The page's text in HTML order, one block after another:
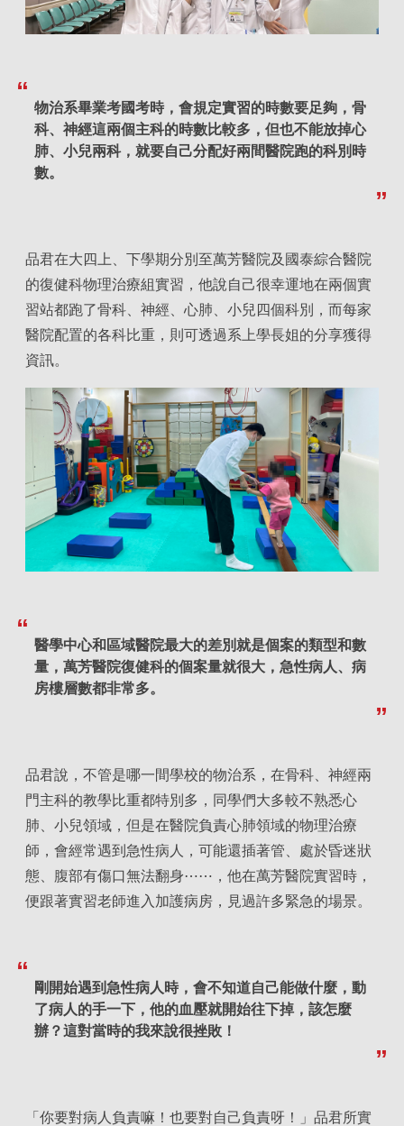
物治系畢業考國考時，會規定實習的時數要足夠，骨
科、神經這兩個主科的時數比較多，但也不能放掉心
肺、小兒兩科，就要自己分配好兩間醫院跑的科別時
數。
品君在大四上、下學期分別至萬芳醫院及國泰綜合醫院
的復健科物理治療組實習，他說自己很幸運地在兩個實
習站都跑了骨科、神經、心肺、小兒四個科別，而每家
醫院配置的各科比重，則可透過系上學長姐的分享獲得
資訊。
醫學中心和區域醫院最大的差別就是個案的類型和數
量，萬芳醫院復健科的個案量就很大，急性病人、病
房樓層數都非常多。
品君說，不管是哪一間學校的物治系，在骨科、神經兩
門主科的教學比重都特別多，同學們大多較不熟悉心
肺、小兒領域，但是在醫院負責心肺領域的物理治療
師，會經常遇到急性病人，可能還插著管、處於昏迷狀
態、腹部有傷口無法翻身⋯⋯，他在萬芳醫院實習時，
便跟著實習老師進入加護病房，見過許多緊急的場景。
剛開始遇到急性病人時，會不知道自己能做什麼，動
了病人的手一下，他的血壓就開始往下掉，該怎麼
辦？這對當時的我來說很挫敗！
「你要對病人負責嘛！也要對自己負責呀！」品君所實